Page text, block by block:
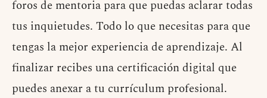
foros de mentoria para que puedas aclarar todas
tus inquietudes. Todo lo que necesitas para que
tengas la mejor experiencia de aprendizaje. Al
finalizar recibes una certificación digital que
puedes anexar a tu currículum profesional.